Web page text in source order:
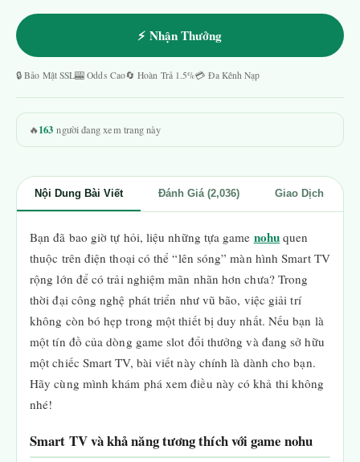
⚡ Nhận Thưởng
🔒 Bảo Mật SSL🎰 Odds Cao🔄 Hoàn Trả 1.5%💳 Đa Kênh Nạp
🔥163 người đang xem trang này
Nội Dung Bài Viết Đánh Giá (2,036) Giao Dịch
Bạn đã bao giờ tự hỏi, liệu những tựa game nohu quen
thuộc trên điện thoại có thể “lên sóng” màn hình Smart TV
rộng lớn để có trải nghiệm mãn nhãn hơn chưa? Trong
thời đại công nghệ phát triển như vũ bão, việc giải trí
không còn bó hẹp trong một thiết bị duy nhất. Nếu bạn là
một tín đồ của dòng game slot đổi thưởng và đang sở hữu
một chiếc Smart TV, bài viết này chính là dành cho bạn.
Hãy cùng mình khám phá xem điều này có khả thi không
nhé!
Smart TV và khả năng tương thích với game nohu